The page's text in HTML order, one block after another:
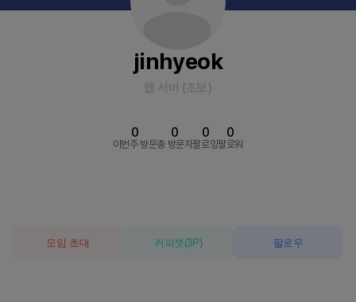
jinhyeok
웹 서버 (초보)
이번주 방문
0
총 방문자
0
팔로잉
0
팔로워
0
모임 초대 커피챗 (3P) 팔로우